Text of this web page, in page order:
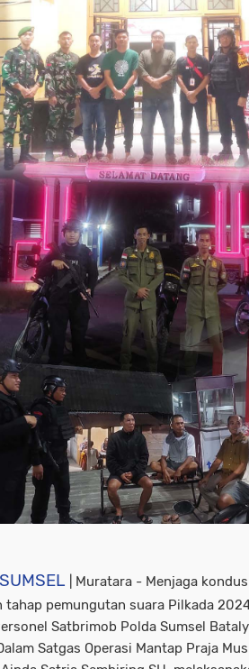
| Muratara - Menjaga
tahap pemungutan suara Pilkada
Satbrimob Polda Sumsel
Satgas Operasi Mantap Praja